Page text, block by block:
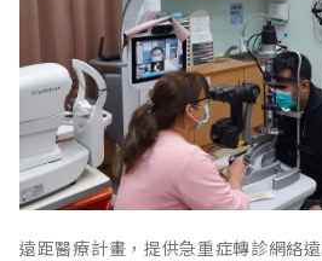
遠距醫療計畫，提供急重症轉診網絡